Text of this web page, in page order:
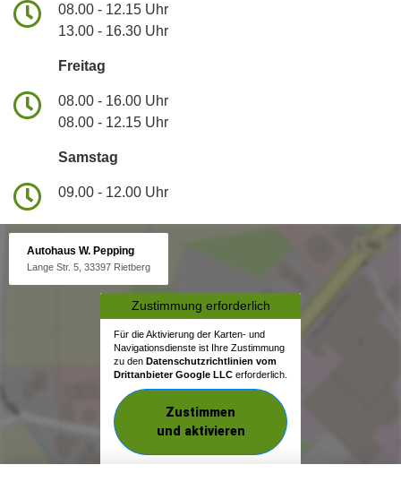
08.00 - 12.15 Uhr
13.00 - 16.30 Uhr
Freitag
08.00 - 16.00 Uhr
08.00 - 12.15 Uhr
Samstag
09.00 - 12.00 Uhr
Autohaus W. Pepping
Lange Str. 5, 33397 Rietberg
Zustimmung erforderlich
Für die Aktivierung der Karten- und
Navigationsdienste ist Ihre Zustimmung
zu den Datenschutzrichtlinien vom
Drittanbieter Google LLC erforderlich.
Zustimmen
und aktivieren